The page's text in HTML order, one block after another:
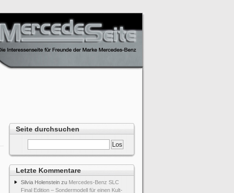
Seite durchsuchen
Letzte Kommentare
Silvia Holenstein zu Mercedes-Benz SLC
Final Edition – Sondermodell für einen Kult-